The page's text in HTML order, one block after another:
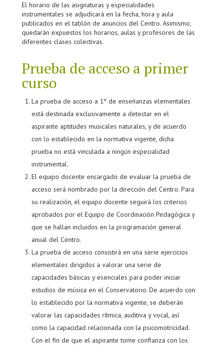
El horario de las asignaturas y especialidades
instrumentales se adjudicará en la fecha, hora y aula
publicados en el tablón de anuncios del Centro. Asimismo,
quedarán expuestos los horarios, aulas y profesores de las
diferentes clases colectivas.
Prueba de acceso a primer
curso
La prueba de acceso a 1º de enseñanzas elementales
está destinada exclusivamente a detectar en el
aspirante aptitudes musicales naturales, y de acuerdo
con lo establecido en la normativa vigente, dicha
prueba no está vinculada a ningún especialidad
instrumental.
El equipo docente encargado de evaluar la prueba de
acceso será nombrado por la dirección del Centro. Para
su realización, el equipo docente seguirá los criterios
aprobados por el Equipo de Coordinación Pedagógica y
que se hallan incluidos en la programación general
anual del Centro.
La prueba de acceso consistirá en una serie ejercicios
elementales dirigidos a valorar una serie de
capacidades básicas y esenciales para poder iniciar
estudios de música en el Conservatorio. De acuerdo con
lo establecido por la normativa vigente, se deberán
valorar las capacidades rítmica, auditiva y vocal, así
como la capacidad relacionada con la psicomotricidad.
Con el fin de que el aspirante tome confianza con los